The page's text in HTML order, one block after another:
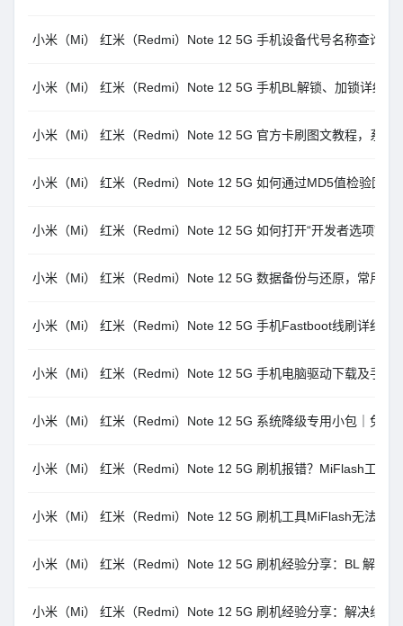
小米（Mi） 红米（Redmi）Note 12 5G 手机设备代号名称查询指
小米（Mi） 红米（Redmi）Note 12 5G 手机BL解锁、加锁详细
小米（Mi） 红米（Redmi）Note 12 5G 官方卡刷图文教程，系统
小米（Mi） 红米（Redmi）Note 12 5G 如何通过MD5值检验固件
小米（Mi） 红米（Redmi）Note 12 5G 如何打开“开发者选项”和
小米（Mi） 红米（Redmi）Note 12 5G 数据备份与还原，常用的
小米（Mi） 红米（Redmi）Note 12 5G 手机Fastboot线刷详细教
小米（Mi） 红米（Redmi）Note 12 5G 手机电脑驱动下载及手动
小米（Mi） 红米（Redmi）Note 12 5G 系统降级专用小包｜免费
小米（Mi） 红米（Redmi）Note 12 5G 刷机报错？MiFlash工具
小米（Mi） 红米（Redmi）Note 12 5G 刷机工具MiFlash无法安
小米（Mi） 红米（Redmi）Note 12 5G 刷机经验分享：BL 解锁
小米（Mi） 红米（Redmi）Note 12 5G 刷机经验分享：解决线